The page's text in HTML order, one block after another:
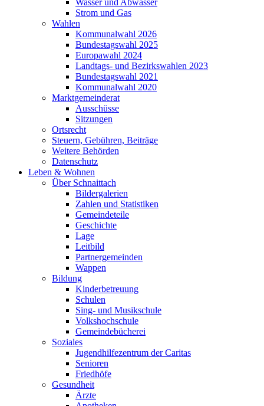
Wasser und Abwasser
Strom und Gas
Wahlen
Kommunalwahl 2026
Bundestagswahl 2025
Europawahl 2024
Landtags- und Bezirkswahlen 2023
Bundestagswahl 2021
Kommunalwahl 2020
Marktgemeinderat
Ausschüsse
Sitzungen
Ortsrecht
Steuern, Gebühren, Beiträge
Weitere Behörden
Datenschutz
Leben & Wohnen
Über Schnaittach
Bildergalerien
Zahlen und Statistiken
Gemeindeteile
Geschichte
Lage
Leitbild
Partnergemeinden
Wappen
Bildung
Kinderbetreuung
Schulen
Sing- und Musikschule
Volkshochschule
Gemeindebücherei
Soziales
Jugendhilfezentrum der Caritas
Senioren
Friedhöfe
Gesundheit
Ärzte